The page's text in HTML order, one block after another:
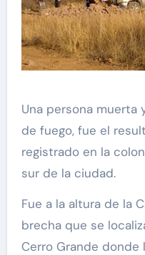
Una persona muerta
de fuego, fue el
registrado en la
sur de la ciudad.
Fue a la altura de la
brecha que se
Cerro Grande